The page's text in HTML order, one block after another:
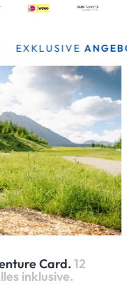
ANGEBOTE
Card. 12
inklusive.